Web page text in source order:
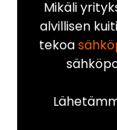
Mikäli
alvillisen
tekoa